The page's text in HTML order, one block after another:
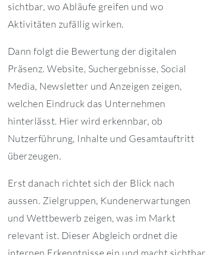
sichtbar, wo Abläufe greifen und wo
Aktivitäten zufällig wirken.
Dann folgt die Bewertung der digitalen
Präsenz. Website, Suchergebnisse, Social
Media, Newsletter und Anzeigen zeigen,
welchen Eindruck das Unternehmen
hinterlässt. Hier wird erkennbar, ob
Nutzerführung, Inhalte und Gesamtauftritt
überzeugen.
Erst danach richtet sich der Blick nach
aussen. Zielgruppen, Kundenerwartungen
und Wettbewerb zeigen, was im Markt
relevant ist. Dieser Abgleich ordnet die